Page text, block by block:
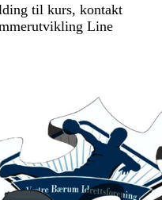
til kurs, kontakt
Line